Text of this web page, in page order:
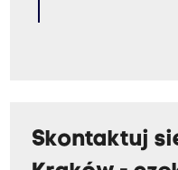
Skontaktuj